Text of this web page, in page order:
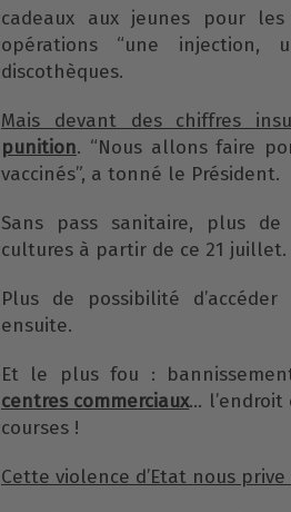
cadeaux aux jeunes pour
opérations “une injection,
discothèques.
Mais devant des chiffres
punition. “Nous allons faire
vaccinés”, a tonné le Président.
Sans pass sanitaire, plus
cultures à partir de ce 21 juillet.
Plus de possibilité
ensuite.
Et le plus fou :
centres commerciaux… l’endroit
courses !
Cette violence d’Etat nous